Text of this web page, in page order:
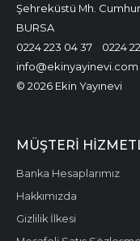
Şehreküstü Mh.
BURSA
0224 223 04 37
0224
info@ekinyayinevi.com
© 2026 Ekin Yayınevi
MÜŞTERI
Banka Hesaplarımız
Hakkımızda
Gizlilik İlkesi